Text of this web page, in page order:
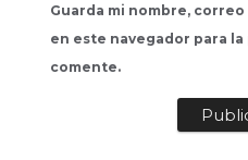
Guarda mi nombre,
en este navegador para la
comente.